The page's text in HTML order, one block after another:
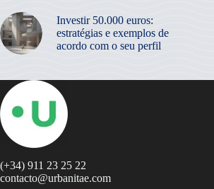
Investir 50.000 euros:
estratégias e exemplos de
acordo com o seu perfil
(+34) 911 23 25 22
contacto@urbanitae.com